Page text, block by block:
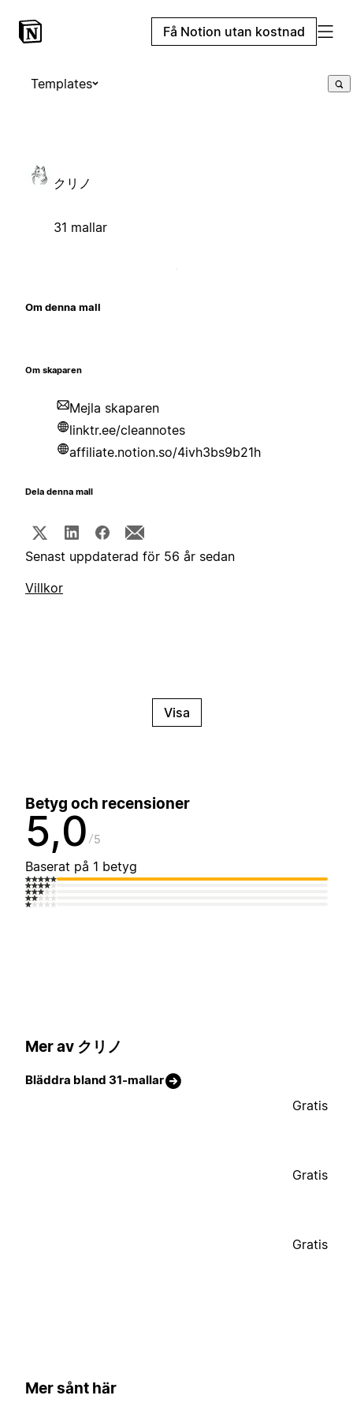
Få Notion utan kostnad
Templates
クリノ
31 mallar
Om denna mall
Om skaparen
Mejla skaparen
linktr.ee/cleannotes
affiliate.notion.so/4ivh3bs9b21h
Dela denna mall
Senast uppdaterad för 56 år sedan
Villkor
Visa
Betyg och recensioner
5,0 5
Baserat på 1 betyg
Mer av クリノ
Bläddra bland 31-mallar
Gratis
Gratis
Gratis
Mer sånt här